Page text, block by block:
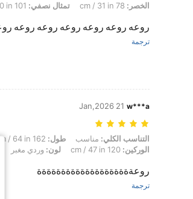
الخصر:
تمثال نصفي:
روعه روعه روعه روعه روعه روعه
ترجمة
w***a
21 Jan,2026
التناسب الكلي: مناسب, طول: 162 cm / 64 in, الوزن: 65 kg / 143 lbs, تمثال نصفي: 77 cm / 30 in, الخصر: 92 cm / 36 in, الوركين: 120 cm / 47 in, لون: وردي مغبر, مقاس: M
التناسب الكلي: مناسب طول:
الوركين:
لون: وردي مغبر
روعةةةةةةةةةةةةةةةةةةةة
ترجمة